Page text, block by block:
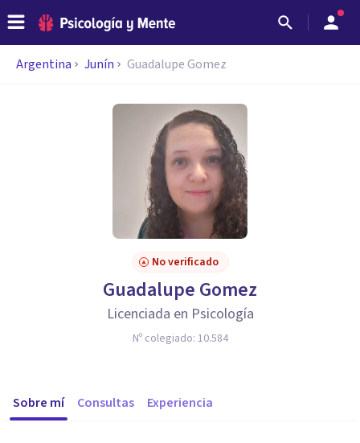
Argentina Junín Guadalupe Gomez
No verificado
Guadalupe Gomez
Licenciada en Psicología
Nº colegiado: 10.584
Sobre mí Consultas Experiencia